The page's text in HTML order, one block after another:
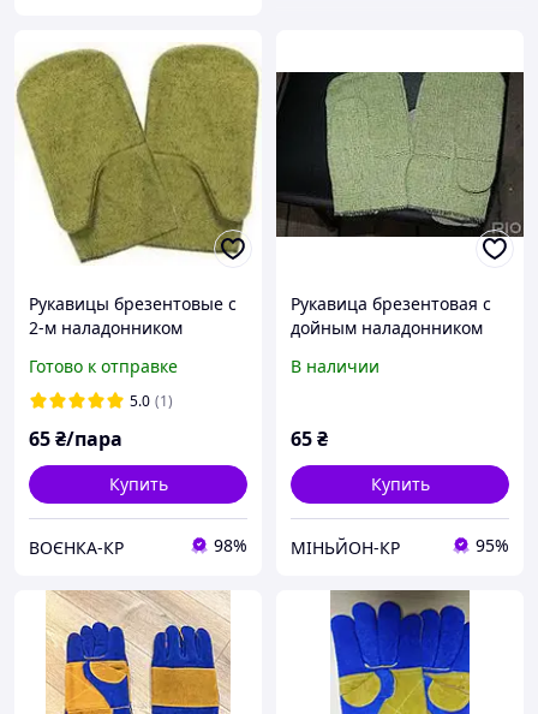
Рукавицы брезентовые с
2-м наладонником
Готово к отправке
5.0 (1)
65₴/пара
Купить
ВОЄНКА-КР 98%
Рукавица брезентовая с
дойным наладонником
В наличии
65₴
Купить
МІНЬЙОН-КР 95%